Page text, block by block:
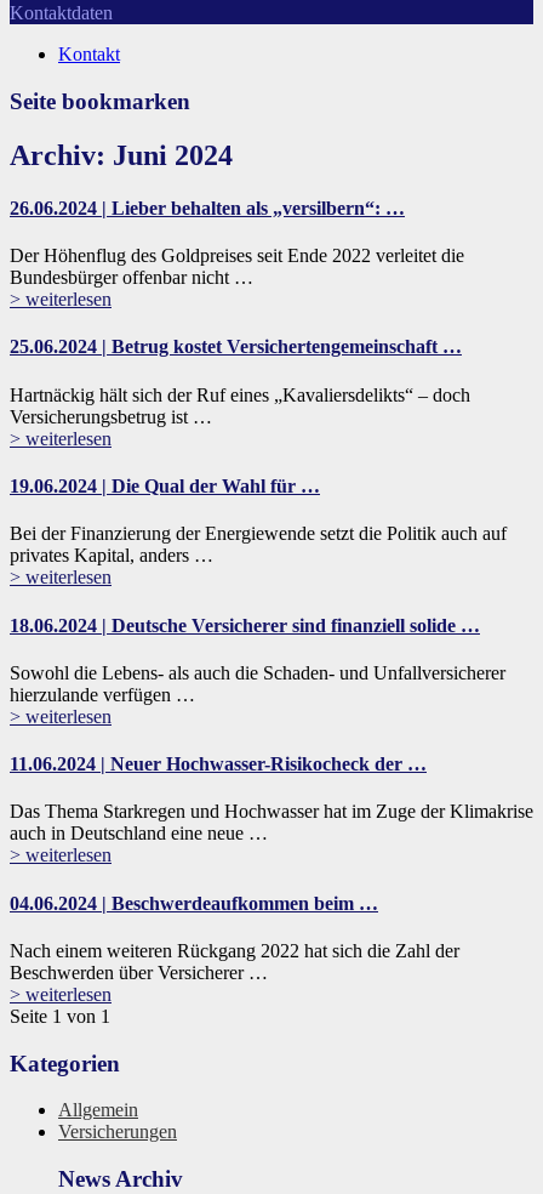
Kontaktdaten
Kontakt
Seite bookmarken
Archiv: Juni 2024
26.06.2024 | Lieber behalten als „versilbern“: …
Der Höhenflug des Goldpreises seit Ende 2022 verleitet die
Bundesbürger offenbar nicht …
> weiterlesen
25.06.2024 | Betrug kostet Versichertengemeinschaft …
Hartnäckig hält sich der Ruf eines „Kavaliersdelikts“ – doch
Versicherungsbetrug ist …
> weiterlesen
19.06.2024 | Die Qual der Wahl für …
Bei der Finanzierung der Energiewende setzt die Politik auch auf
privates Kapital, anders …
> weiterlesen
18.06.2024 | Deutsche Versicherer sind finanziell solide …
Sowohl die Lebens- als auch die Schaden- und Unfallversicherer
hierzulande verfügen …
> weiterlesen
11.06.2024 | Neuer Hochwasser-Risikocheck der …
Das Thema Starkregen und Hochwasser hat im Zuge der Klimakrise
auch in Deutschland eine neue …
> weiterlesen
04.06.2024 | Beschwerdeaufkommen beim …
Nach einem weiteren Rückgang 2022 hat sich die Zahl der
Beschwerden über Versicherer …
> weiterlesen
Seite 1 von 1
Kategorien
Allgemein
Versicherungen
News Archiv